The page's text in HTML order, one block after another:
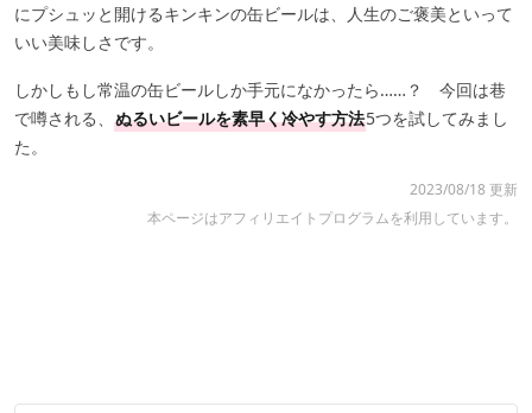
にプシュッと開けるキンキンの缶ビールは、人生のご褒美といって
いい美味しさです。
しかしもし常温の缶ビールしか手元になかったら……？ 今回は巷
で噂される、 ぬるいビールを素早く冷やす方法5つを試してみまし
た。
2023/08/18 更新
本ページはアフィリエイトプログラムを利用しています。